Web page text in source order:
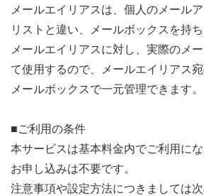
メールエイリアスは、個人のメール
リストと違い、メールボックスを持ち
メールエイリアスに対し、実際のメ
て使用するので、メールエイリアス
メールボックスで一元管理できます。
■ご利用の条件
本サービスは基本料金内でご利用に
お申し込みは不要です。
注意事項や設定方法につきましては